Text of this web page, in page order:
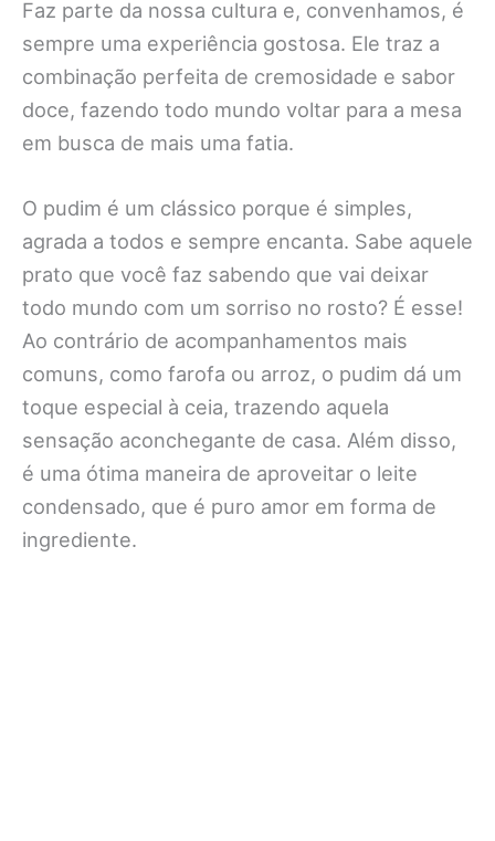
Faz parte da nossa cultura e, convenhamos, é
sempre uma experiência gostosa. Ele traz a
combinação perfeita de cremosidade e sabor
doce, fazendo todo mundo voltar para a mesa
em busca de mais uma fatia.
O pudim é um clássico porque é simples,
agrada a todos e sempre encanta. Sabe aquele
prato que você faz sabendo que vai deixar
todo mundo com um sorriso no rosto? É esse!
Ao contrário de acompanhamentos mais
comuns, como farofa ou arroz, o pudim dá um
toque especial à ceia, trazendo aquela
sensação aconchegante de casa. Além disso,
é uma ótima maneira de aproveitar o leite
condensado, que é puro amor em forma de
ingrediente.